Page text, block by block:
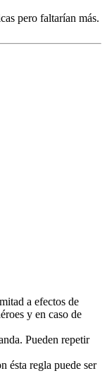
pero faltarían más.
a efectos de
y en caso de
Pueden repetir
ésta regla puede ser